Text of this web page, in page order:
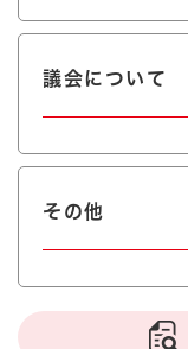
議会について
その他